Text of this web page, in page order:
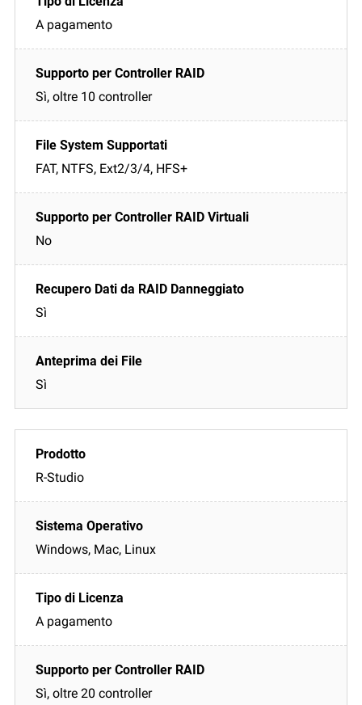
A pagamento
Sì, oltre 10 controller
FAT, NTFS, Ext2/3/4, HFS+
No
Sì
Sì
R-Studio
Windows, Mac, Linux
A pagamento
Sì, oltre 20 controller